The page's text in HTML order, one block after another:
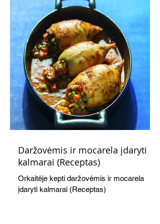
Daržovėmis ir mocarela įdaryti
kalmarai (Receptas)
Orkaitėje kepti daržovėmis ir mocarela
įdaryti kalmarai (Receptas)